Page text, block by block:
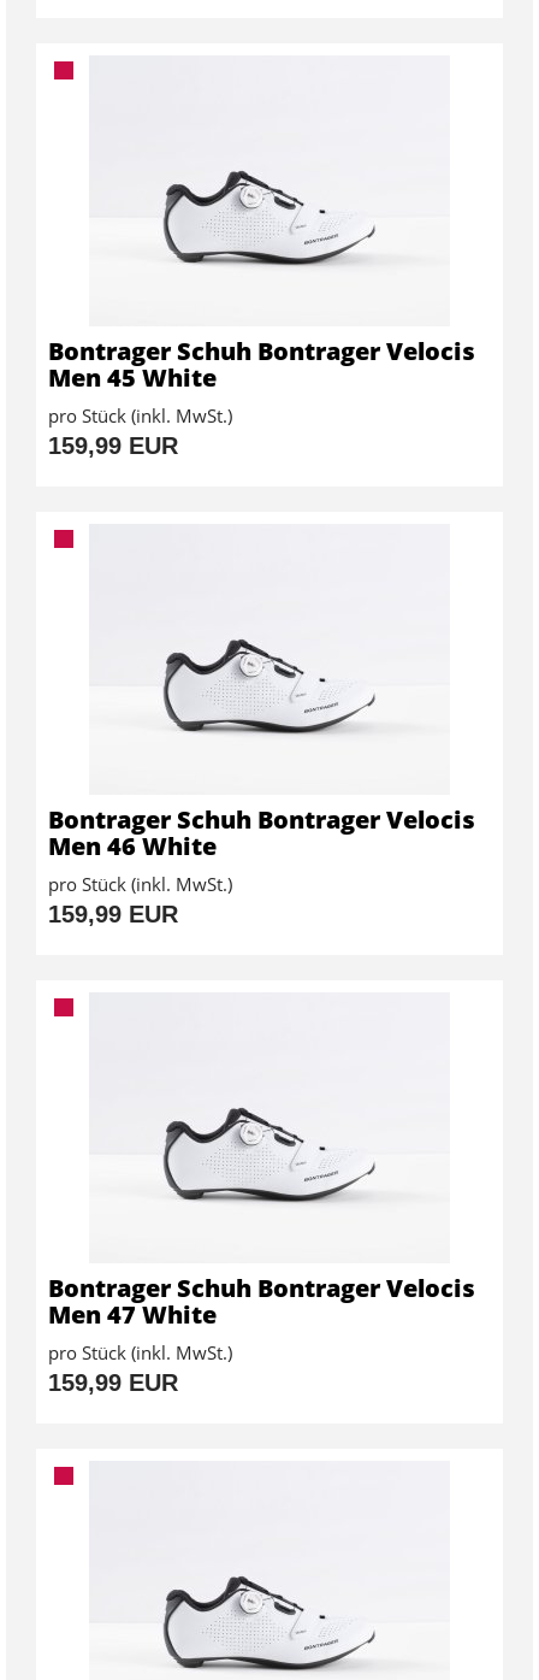
Bontrager Schuh Bontrager Velocis
Men 45 White
pro Stück (inkl. MwSt.)
159,99 EUR
Bontrager Schuh Bontrager Velocis
Men 46 White
pro Stück (inkl. MwSt.)
159,99 EUR
Bontrager Schuh Bontrager Velocis
Men 47 White
pro Stück (inkl. MwSt.)
159,99 EUR